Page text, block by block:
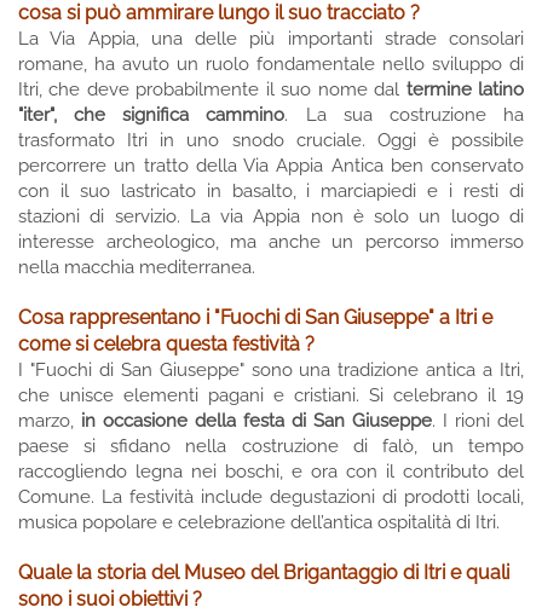
cosa si può ammirare lungo il suo tracciato ?
La Via Appia, una delle più importanti strade consolari
romane, ha avuto un ruolo fondamentale nello sviluppo di
Itri, che deve probabilmente il suo nome dal termine latino
"iter", che significa cammino. La sua costruzione ha
trasformato Itri in uno snodo cruciale. Oggi è possibile
percorrere un tratto della Via Appia Antica ben conservato
con il suo lastricato in basalto, i marciapiedi e i resti di
stazioni di servizio. La via Appia non è solo un luogo di
interesse archeologico, ma anche un percorso immerso
nella macchia mediterranea.
Cosa rappresentano i "Fuochi di San Giuseppe" a Itri e
come si celebra questa festività ?
I "Fuochi di San Giuseppe" sono una tradizione antica a Itri,
che unisce elementi pagani e cristiani. Si celebrano il 19
marzo, in occasione della festa di San Giuseppe. I rioni del
paese si sfidano nella costruzione di falò, un tempo
raccogliendo legna nei boschi, e ora con il contributo del
Comune. La festività include degustazioni di prodotti locali,
musica popolare e celebrazione dell’antica ospitalità di Itri.
Quale la storia del Museo del Brigantaggio di Itri e quali
sono i suoi obiettivi ?